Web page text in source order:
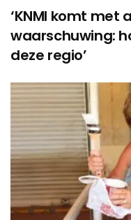
‘KNMI komt
waarschuwing:
deze regio’